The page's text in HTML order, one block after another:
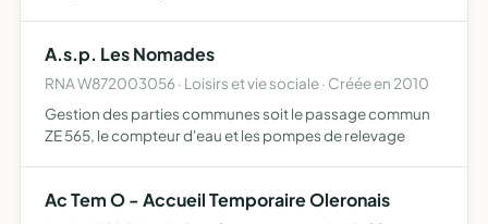
A.s.p. Les Nomades
RNA W872003056 · Loisirs et vie sociale · Créée en 2010
Gestion des parties communes soit le passage commun
ZE 565, le compteur d'eau et les pompes de relevage
Ac Tem O - Accueil Temporaire Oleronais